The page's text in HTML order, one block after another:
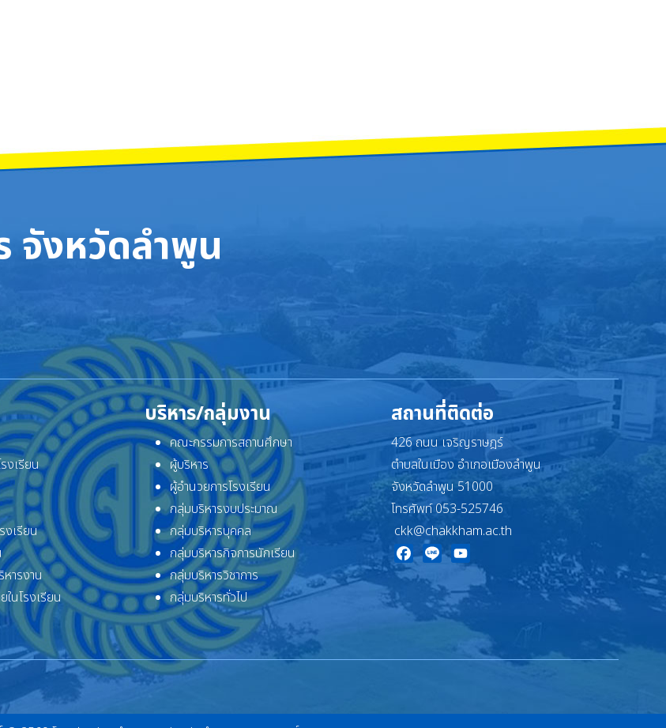
จังหวัดลำพูน
งเรียน
เรียน
หารงาน
ในโรงเรียน
บริหาร/กลุ่มงาน
คณะกรรมการสถานศึกษา
ผู้บริหาร
ผู้อำนวยการโรงเรียน
กลุ่มบริหารงบประมาณ
กลุ่มบริหารบุคคล
กลุ่มบริหารกิจการนักเรียน
กลุ่มบริหารวิชาการ
กลุ่มบริหารทั่วไป
สถานที่ติดต่อ
426 ถนน เจริญราษฎร์
ตำบลในเมือง อำเภอเมืองลำพูน
จังหวัดลำพูน 51000
โทรศัพท์ 053-525746
ckk@chakkham.ac.th
Facebook YouTube